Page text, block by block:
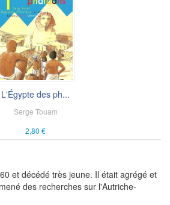
L'Égypte des ph...
Serge Touam
2,80 €
et décédé très jeune. Il était agrégé et
des recherches sur l'Autriche-